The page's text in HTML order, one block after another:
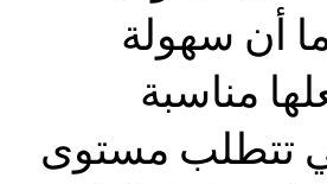
أن سهولة
مناسبة
تتطلب مستوى